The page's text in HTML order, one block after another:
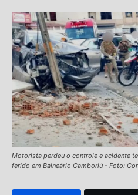
Motorista perdeu o controle e acidente
ferido em Balneário Camboriú - Foto: